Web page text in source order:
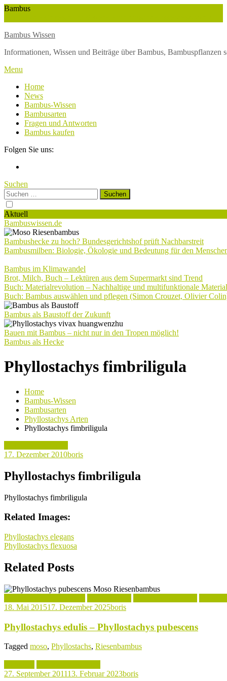
Skip
Bambus
Bambus Wissen
Informationen, Wissen und Beiträge über Bambus,
Menu
Home
News
Bambus-Wissen
Bambusarten
Fragen und Antworten
Bambus kaufen
Folgen Sie uns:
Suchen
Suchen
nach:
Aktuell
Bambuswissen.de
Bambushecke zu hoch? Bundesgerichtshof prüft Nachbarstreit
Bambusmilben: Biologie, Ökologie und Bedeutung für den
Bambus im Klimawandel
Brot, Milch, Buch – Lektüren aus dem Supermarkt sind Trend
Buch: Materialrevolution – Nachhaltige und multifunktionale
Buch: Bambus auswählen und pflegen (Simon Crouzet, Olivier
Bambus als Baustoff der Zukunft
Bauen mit Bambus – nicht nur in den Tropen möglich!
Bambus als Hecke
Phyllostachys fimbriligula
Home
Bambus-Wissen
Bambusarten
Phyllostachys Arten
Phyllostachys fimbriligula
17. Dezember 2010boris
Phyllostachys fimbriligula
Phyllostachys fimbriligula
Related Images:
Beitragsnavigation
Phyllostachys elegans
Phyllostachys flexuosa
Related Posts
18. Mai 201517. Dezember 2025boris
Phyllostachys edulis – Phyllostachys pubescens
Tagged moso, Phyllostachs, Riesenbambus
27. September 201113. Februar 2023boris